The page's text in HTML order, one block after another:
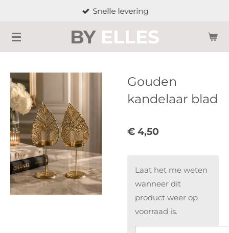
naar
de
BY ELLES
Snelle levering
Gouden
kandelaar blad
€ 4,50
Laat het me weten
wanneer dit
product weer op
voorraad is.